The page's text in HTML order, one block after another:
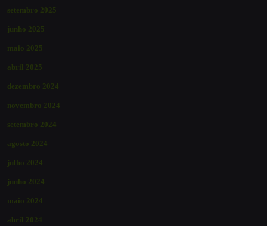
setembro 2025
junho 2025
maio 2025
abril 2025
dezembro 2024
novembro 2024
setembro 2024
agosto 2024
julho 2024
junho 2024
maio 2024
abril 2024